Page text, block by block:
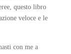
questo libro
veloce e le
con me a